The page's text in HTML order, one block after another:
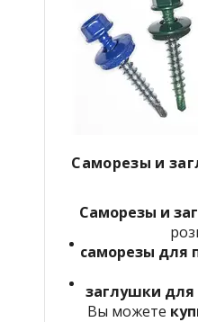
Саморезы и
Саморезы и
саморезы для
заглушки для
Вы можете